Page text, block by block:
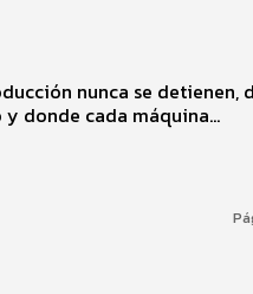
nunca se detienen,
donde cada máquina...